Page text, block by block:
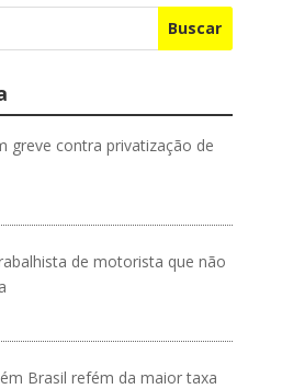
Buscar
greve contra privatização de
de motorista que não
Brasil refém da maior taxa